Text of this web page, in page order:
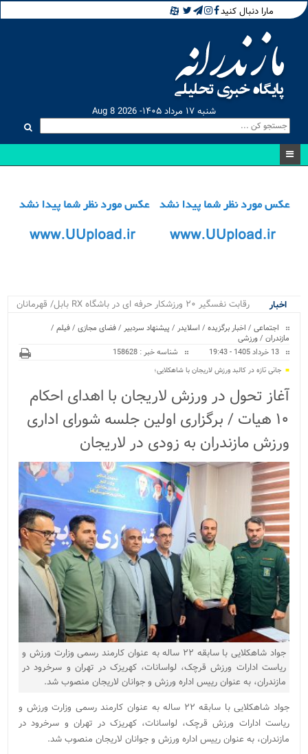
مارا دنبال کنید
شنبه ۱۷ مرداد ۱۴۰۵- Aug 8 2026
اخبار
۴ پروژه_
اجتماعی / اخبار برگزیده / اسلایدر / پیشنهاد سردبیر /فضای مجازی /فیلم /
مازندران /ورزشی
13 خرداد 1405 - 19:43
شناسه خبر : 158628
جانی تازه در کالبد ورزش لاریجان با شاهکلایی؛
آغاز تحول در ورزش لاریجان با اهدای احکام
۱۰ هیات / برگزاری اولین جلسه شورای اداری
ورزش مازندران به زودی در لاریجان
جواد شاهکلایی با سابقه ۲۲ ساله به عنوان کارمند رسمی وزارت ورزش و
ریاست ادارات ورزش قرچک، لواسانات، کهریزک در تهران و سرخرود در
مازندران، به عنوان رییس اداره ورزش و جوانان لاریجان منصوب شد.
جواد شاهکلایی با سابقه ۲۲ ساله به عنوان کارمند رسمی وزارت ورزش و
ریاست ادارات ورزش قرچک، لواسانات، کهریزک در تهران و سرخرود در
مازندران، به عنوان رییس اداره ورزش و جوانان لاریجان منصوب شد.